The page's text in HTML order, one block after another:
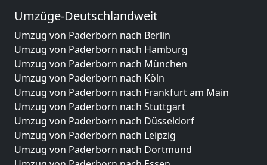
Umzüge-Deutschlandweit
Umzug von Paderborn nach Berlin
Umzug von Paderborn nach Hamburg
Umzug von Paderborn nach München
Umzug von Paderborn nach Köln
Umzug von Paderborn nach Frankfurt am Main
Umzug von Paderborn nach Stuttgart
Umzug von Paderborn nach Düsseldorf
Umzug von Paderborn nach Leipzig
Umzug von Paderborn nach Dortmund